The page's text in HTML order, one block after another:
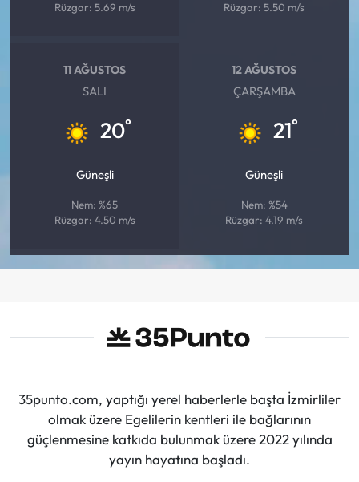
Rüzgar: 5.69 m/s
Rüzgar: 5.50 m/s
11 AĞUSTOS
SALI
20°
Güneşli
Nem: %65
Rüzgar: 4.50 m/s
12 AĞUSTOS
ÇARŞAMBA
21°
Güneşli
Nem: %54
Rüzgar: 4.19 m/s
35punto.com, yaptığı yerel haberlerle başta İzmirliler
olmak üzere Egelilerin kentleri ile bağlarının
güçlenmesine katkıda bulunmak üzere 2022 yılında
yayın hayatına başladı.